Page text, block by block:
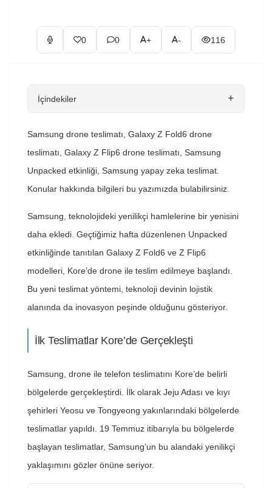
0 0 + - 116
İçindekiler +
Samsung drone teslimatı, Galaxy Z Fold6 drone
teslimatı, Galaxy Z Flip6 drone teslimatı, Samsung
Unpacked etkinliği, Samsung yapay zeka teslimat.
Konular hakkında bilgileri bu yazımızda bulabilirsiniz.
Samsung, teknolojideki yenilikçi hamlelerine bir yenisini
daha ekledi. Geçtiğimiz hafta düzenlenen Unpacked
etkinliğinde tanıtılan Galaxy Z Fold6 ve Z Flip6
modelleri, Kore’de drone ile teslim edilmeye başlandı.
Bu yeni teslimat yöntemi, teknoloji devinin lojistik
alanında da inovasyon peşinde olduğunu gösteriyor.
İlk Teslimatlar Kore’de Gerçekleşti
Samsung, drone ile telefon teslimatını Kore’de belirli
bölgelerde gerçekleştirdi. İlk olarak Jeju Adası ve kıyı
şehirleri Yeosu ve Tongyeong yakınlarındaki bölgelerde
teslimatlar yapıldı. 19 Temmuz itibarıyla bu bölgelerde
başlayan teslimatlar, Samsung’un bu alandaki yenilikçi
yaklaşımını gözler önüne seriyor.